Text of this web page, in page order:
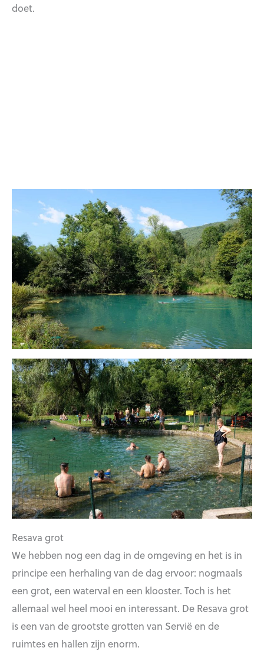
doet.
Resava grot
We hebben nog een dag in de omgeving en het is in
principe een herhaling van de dag ervoor: nogmaals
een grot, een waterval en een klooster. Toch is het
allemaal wel heel mooi en interessant. De Resava grot
is een van de grootste grotten van Servië en de
ruimtes en hallen zijn enorm.